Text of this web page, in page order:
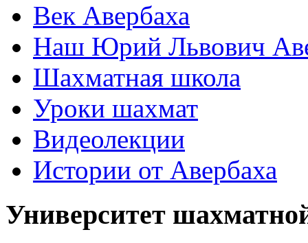
Век Авербаха
Наш Юрий Львович
Шахматная школа
Уроки шахмат
Видеолекции
Истории от Авербаха
Университет